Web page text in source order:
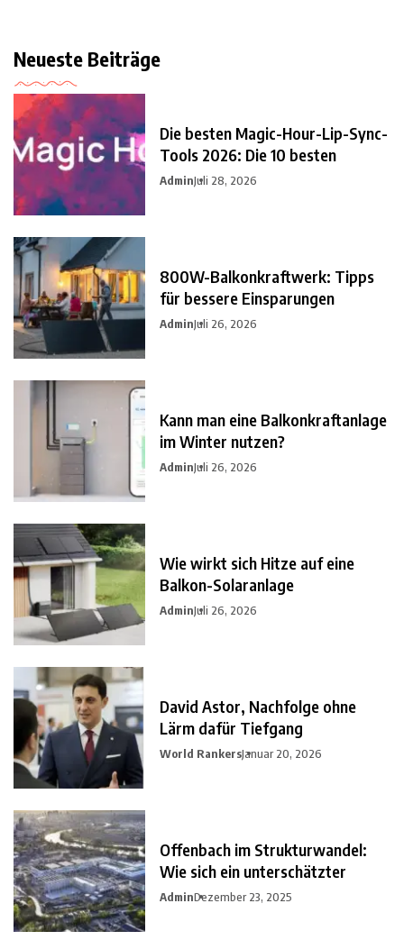
Neueste Beiträge
Die besten Magic-Hour-Lip-Sync-
Tools 2026: Die 10 besten
AdminJuli 28, 2026
800W-Balkonkraftwerk: Tipps
für bessere Einsparungen
AdminJuli 26, 2026
Kann man eine Balkonkraftanlage
im Winter nutzen?
AdminJuli 26, 2026
Wie wirkt sich Hitze auf eine
Balkon-Solaranlage
AdminJuli 26, 2026
David Astor, Nachfolge ohne
Lärm dafür Tiefgang
World RankersJanuar 20, 2026
Offenbach im Strukturwandel:
Wie sich ein unterschätzter
AdminDezember 23, 2025